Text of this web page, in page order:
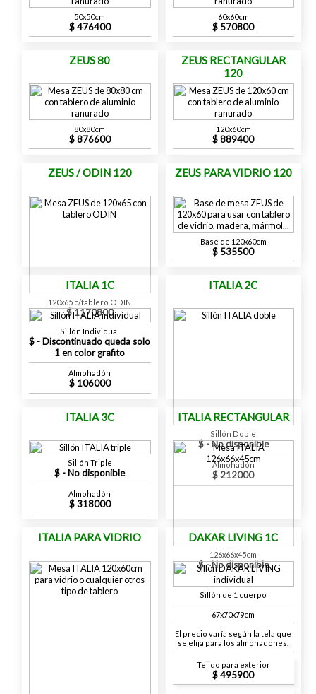
50x50cm
476400
60x60cm
570800
ZEUS 80
80x80cm
876600
ZEUS RECTANGULAR
120
120x60cm
889400
ZEUS / ODIN 120
120x65 c/tablero ODIN
1170800
ZEUS PARA VIDRIO 120
Base de 120x60cm
535500
ITALIA 1C
Sillón Individual
- Discontinuado queda solo
1 en color grafito
Almohadón
106000
ITALIA 2C
Sillón Doble
- No disponible
Almohadón
212000
ITALIA 3C
Sillón Triple
- No disponible
Almohadón
318000
ITALIA RECTANGULAR
126x66x45cm
- No disponible
ITALIA PARA VIDRIO DAKAR LIVING 1C
Sillón de 1 cuerpo
67x70x79cm
El precio varía según la tela que
se elija para los almohadones.
Tejido para exterior
495900